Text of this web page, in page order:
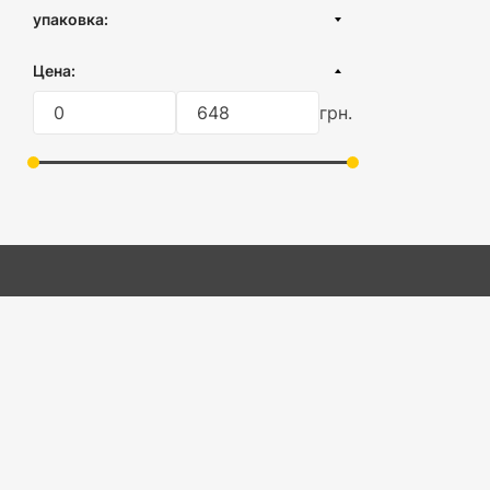
Вакуумный контейнер
Прямоугольный контейнер
Контейнер без крышки
Хлебница
упаковка:
без упаковки
Цена:
грн.